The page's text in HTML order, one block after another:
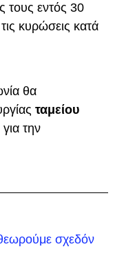
τους εντός 30
κυρώσεις κατά
θα
ταμείου
για την
σχεδόν